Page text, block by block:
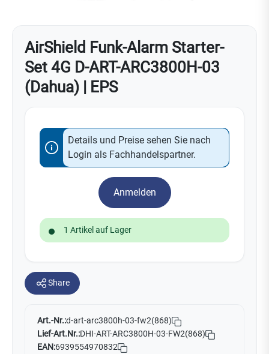
AirShield Funk-Alarm Starter-
Set 4G D-ART-ARC3800H-03
(Dahua) | EPS
Details und Preise sehen Sie nach
Login als Fachhandelspartner.
Anmelden
1 Artikel auf Lager
Share
Art.-Nr.:d-art-arc3800h-03-fw2(868)
Lief-Art.Nr.:DHI-ART-ARC3800H-03-FW2(868)
EAN:6939554970832